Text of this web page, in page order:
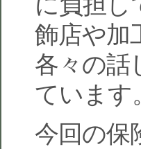
飾店や加
各々の話
ています
今回の保